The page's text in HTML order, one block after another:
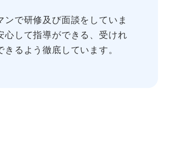
で研修及び面談をしていま
心して指導ができる、受けれ
るよう徹底しています。